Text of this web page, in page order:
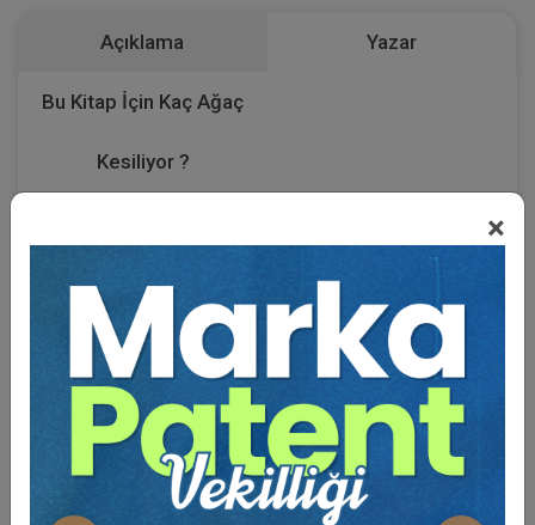
×
Açıklama Yazar
Bu Kitap İçin Kaç Ağaç
Kesiliyor ?
hukukla ilgili çok sayıda çalışmalar paylaşılmış olup, bu
eserde ise, gönül penceresinin aralığından küçük
nüktelerle hukuk deryasına biraz mola verilmiştir.
Yaşanılan her an hatıra olarak bir yerlerde gizlenir ki bu
anlara tanıklık yapan sözler bazen hiç kaybolmaz tıpkı
Kanuni Sultan Süleyman’ın hasta yatağında söylediği
söz olarak bilinen “Halk içinde mu’teber bir nesne yok
devlet gibi, olmaya devlet cihânda bir nefes sihhat gibi”
sözleri gbi ….